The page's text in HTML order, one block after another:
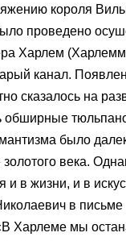
короля
проведено
Харлем
канал.
сказалось на
обширные
было
века.
и в жизни, и в
в письме
Харлеме мы